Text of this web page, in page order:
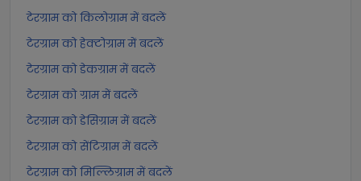
टेरग्राम को किलोग्राम में बदलें
टेरग्राम को हेक्टोग्राम में बदलें
टेरग्राम को डेकग्राम में बदलें
टेरग्राम को ग्राम में बदलें
टेरग्राम को डेसिग्राम में बदलें
टेरग्राम को सेंटिग्राम में बदलें
टेरग्राम को मिल्लिग्राम में बदलें